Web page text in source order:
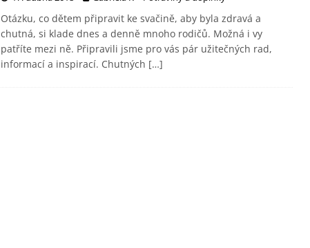
Otázku, co dětem připravit ke svačině, aby byla zdravá a
chutná, si klade dnes a denně mnoho rodičů. Možná i vy
patříte mezi ně. Připravili jsme pro vás pár užitečných rad,
informací a inspirací. Chutných […]